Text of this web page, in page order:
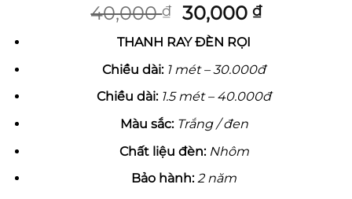
40,000₫
Giá
gốc
là:
40,000 ₫.
30,000 ₫Giá
là:
30,000 ₫.
THANH RAY ĐÈN RỌI
Chiều dài: 1 mét – 30.000đ
Chiều dài: 1.5 mét – 40.000đ
Màu sắc: Trắng / đen
Chất liệu đèn: Nhôm
Bảo hành: 2 năm